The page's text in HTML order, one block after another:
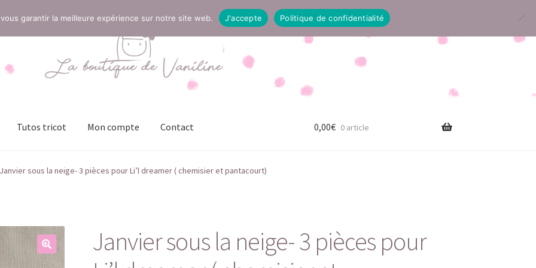
Tutos tricot Mon compte Contact
Mentions légales Mon compte Page Boutique Panier
0,00€ 0 article
Janvier sous la neige- 3 pièces pour Li’l dreamer ( chemisier et pantacourt)
Janvier sous la neige- 3 pièces pour
garantir la meilleure expérience sur notre site web. J'accepte Politique de confidentialité